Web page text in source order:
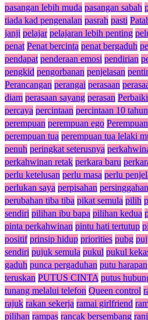
pasangan lebih muda pasangan sabah
tiada kad pengenalan pasrah pasti
janji pelajar pelajaran lebih penting
penat Penat bercinta penat bergaduh
pendapat penderaan emosi pendirian
pengkid pengorbanan penjelasan
Perancangan perangai perasaan
diam perasaan sayang perasan
percaya percintaan percintaan 10 tahun
perempuan perempuan ego
perempuan tua perempuan tua lelaki
penuh peringkat seterusnya
perkahwinan retak perkara baru
perlu ketelusan perlu masa perlu
perlukan saya perpisahan persinggahan
perubahan tiba tiba pikat semula pilih
sendiri pilihan ibu bapa pilihan kedua
pinta perkahwinan pintu hati tertutup
positif prinsip hidup priorities pubg
sendiri pujuk semula pukul pukul
gaduh punca pergaduhan putu harapan
teruskan PUTUS CINTA putus
tunang melalui telefon Queen control
rajuk rakan sekerja ramai girlfriend
pilihan rampas rancak bersembang